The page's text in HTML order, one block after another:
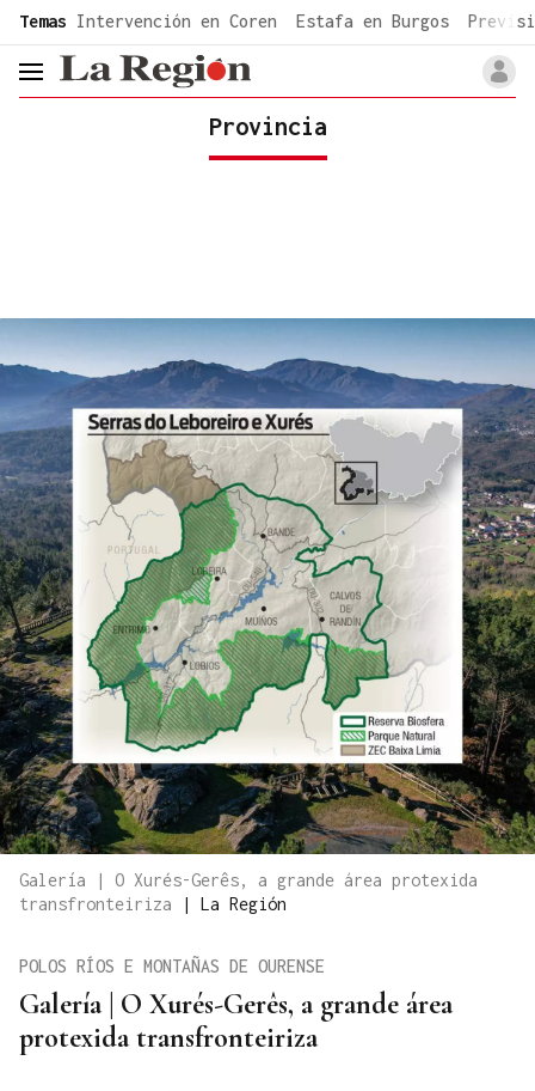
common.go-to-content
Temas Intervención en Coren Estafa en Burgos
header.menu.open
Provincia
Galería | O Xurés-Gerês, a grande área protexida
transfronteiriza
| La Región
Galería | O Xurés-Gerês, a grande área
protexida transfronteiriza
POLOS RÍOS E MONTAÑAS DE OURENSE